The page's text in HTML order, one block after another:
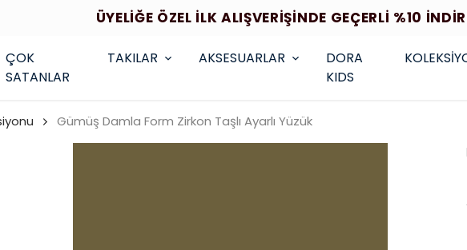
ÜYELİĞE ÖZEL İLK ALIŞVERİŞİNDE GEÇERLİ %10
ÇOK
SATANLAR
TAKILAR AKSESUARLAR
DORA
KIDS
Gümüş Damla Form Zirkon Taşlı Ayarlı Yüzük